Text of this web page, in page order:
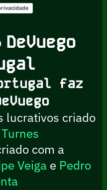
DeVuego
faz
lucrativos criado
com a
Veiga e Pedro